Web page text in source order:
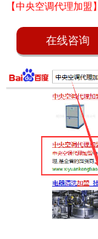
【中央空调代理加盟】
在线咨询